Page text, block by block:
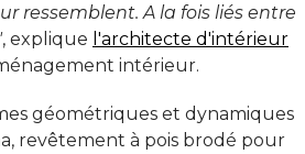
ressemblent. A la fois liés entre
, explique l'architecte d'intérieur
intérieur.
géométriques et dynamiques
revêtement à pois brodé pour